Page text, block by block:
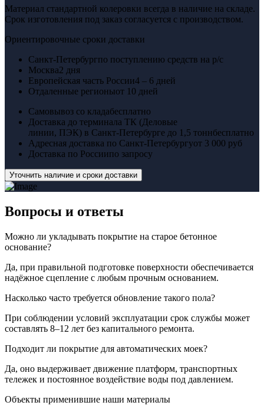
Материал стандартной колеровки всегда в наличие на складе.
Срок изготовления под заказ согласуется с производством.
Ориентировочные сроки доставки
Санкт-Петербургпо поступлению средств на р/с
Москва2 дня
Европейская часть России4 – 6 дней
Отдаленные регионыот 10 дней
Самовывоз со кладабесплатно
Доставка до терминала ТК (Деловые
линии, ПЭК) в Санкт-Петербурге до 1,5 тоннбесплатно
Адресная доставка по Санкт-Петербургуот 3 000 руб
Доставка по Россиипо запросу
Уточнить наличие и сроки доставки
Вопросы и ответы
Можно ли укладывать покрытие на старое бетонное
основание?
Да, при правильной подготовке поверхности обеспечивается
надёжное сцепление с любым прочным основанием.
Насколько часто требуется обновление такого пола?
При соблюдении условий эксплуатации срок службы может
составлять 8–12 лет без капитального ремонта.
Подходит ли покрытие для автоматических моек?
Да, оно выдерживает движение платформ, транспортных
тележек и постоянное воздействие воды под давлением.
Объекты применившие наши материалы